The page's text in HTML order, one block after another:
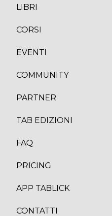
LIBRI
CORSI
EVENTI
COMMUNITY
PARTNER
TAB EDIZIONI
FAQ
PRICING
APP TABLICK
CONTATTI